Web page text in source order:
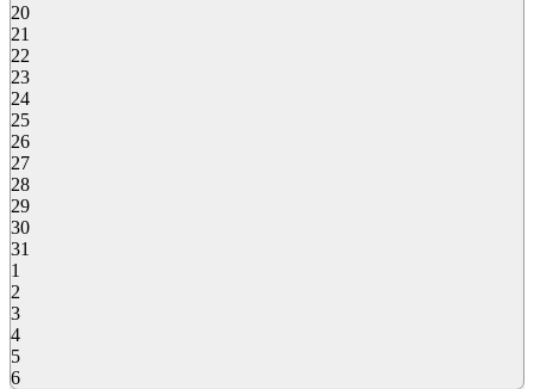
20
21
22
23
24
25
26
27
28
29
30
31
1
2
3
4
5
6